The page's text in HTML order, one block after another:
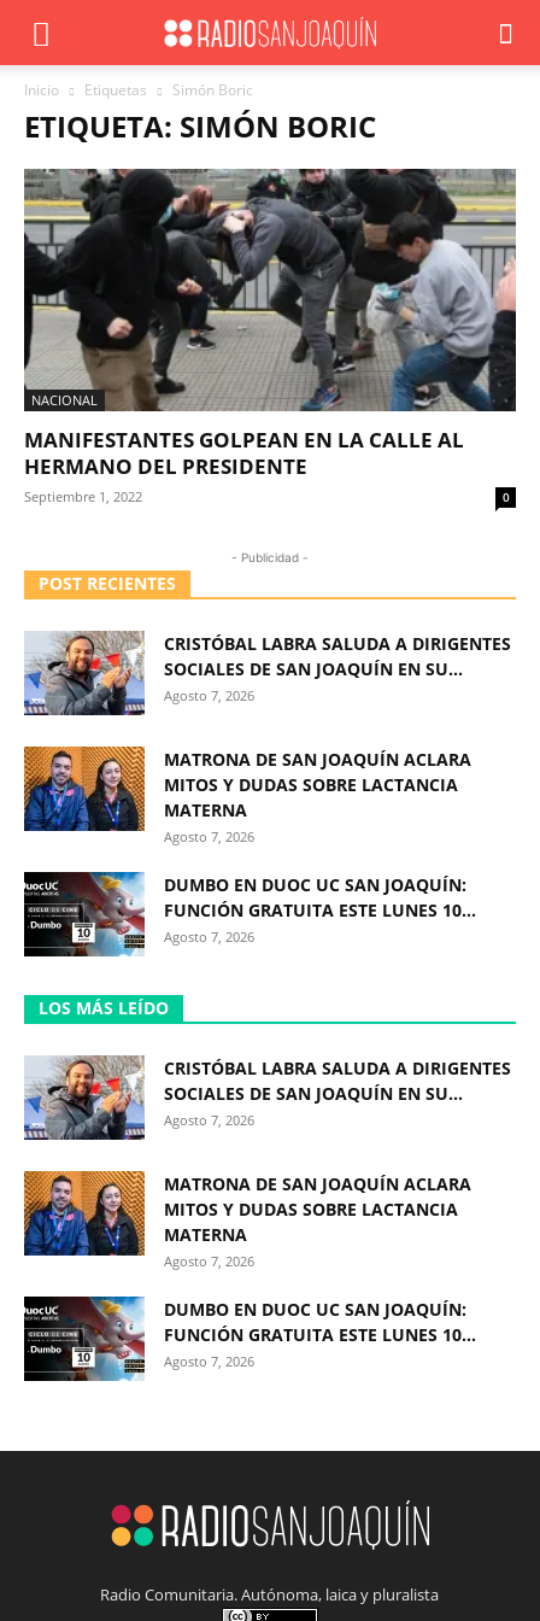
Inicio Etiquetas Simón Boric
ETIQUETA: SIMÓN BORIC
NACIONAL
MANIFESTANTES GOLPEAN EN LA CALLE AL
HERMANO DEL PRESIDENTE
Septiembre 1, 2022 0
- Publicidad -
POST RECIENTES
CRISTÓBAL LABRA SALUDA A DIRIGENTES
SOCIALES DE SAN JOAQUÍN EN SU...
Agosto 7, 2026
MATRONA DE SAN JOAQUÍN ACLARA
MITOS Y DUDAS SOBRE LACTANCIA
MATERNA
Agosto 7, 2026
DUMBO EN DUOC UC SAN JOAQUÍN:
FUNCIÓN GRATUITA ESTE LUNES 10...
Agosto 7, 2026
LOS MÁS LEÍDO
CRISTÓBAL LABRA SALUDA A DIRIGENTES
SOCIALES DE SAN JOAQUÍN EN SU...
Agosto 7, 2026
MATRONA DE SAN JOAQUÍN ACLARA
MITOS Y DUDAS SOBRE LACTANCIA
MATERNA
Agosto 7, 2026
DUMBO EN DUOC UC SAN JOAQUÍN:
FUNCIÓN GRATUITA ESTE LUNES 10...
Agosto 7, 2026
Radio Comunitaria. Autónoma, laica y pluralista